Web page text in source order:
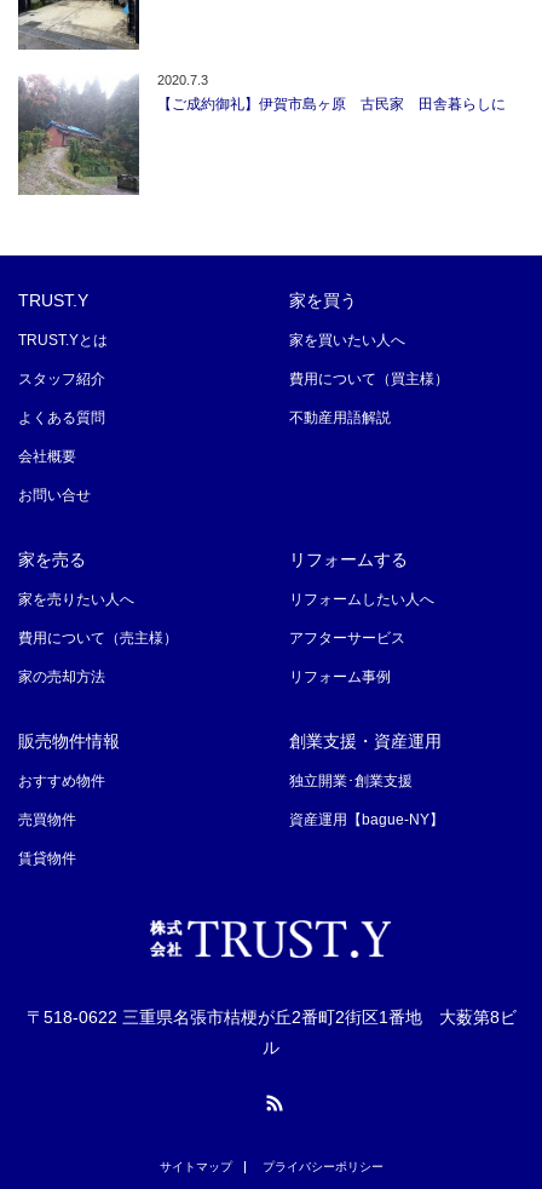
2020.7.3
【ご成約御礼】伊賀市島ヶ原 古民家 田舎暮らしに
TRUST.Y
TRUST.Yとは
スタッフ紹介
よくある質問
会社概要
お問い合せ
家を買う
家を買いたい人へ
費用について（買主様）
不動産用語解説
家を売る
家を売りたい人へ
費用について（売主様）
家の売却方法
リフォームする
リフォームしたい人へ
アフターサービス
リフォーム事例
販売物件情報
おすすめ物件
売買物件
賃貸物件
創業支援・資産運用
独立開業･創業支援
資産運用【bague-NY】
〒518-0622 三重県名張市桔梗が丘2番町2街区1番地 大薮第8ビ
ル
サイトマップ プライバシーポリシー